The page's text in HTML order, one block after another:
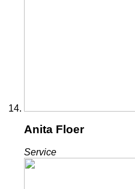
Anita Floer
Service